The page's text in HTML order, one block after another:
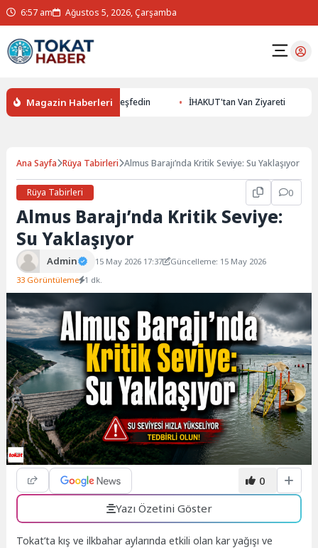
6:57 am Ağustos 5, 2026, Çarşamba
Magazin Haberleri
Yer Altının Gizemlerini Keşfedin İHAKUT'tan Van Ziyareti
Ana Sayfa Rüya Tabirleri Almus Barajı’nda Kritik Seviye: Su Yaklaşıyor
Rüya Tabirleri 0
Almus Barajı’nda Kritik Seviye:
Su Yaklaşıyor
Admin 15 May 2026 17:37
Güncelleme: 15 May 2026
33 Görüntüleme 1 dk.
0
Yazı Özetini Göster
Tokat’ta kış ve ilkbahar aylarında etkili olan kar yağışı ve